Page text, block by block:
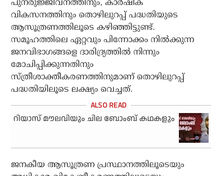
പുനരുജ്ജീവനത്തിനും, കാര്‍ഷിക
വികസനത്തിനും തൊഴിലുറപ്പ് പദ്ധതിയുടെ
ആസൂത്രണത്തിലൂടെ കഴിഞ്ഞിട്ടുണ്ട്.
സമൂഹത്തിലെ ഏറ്റവും പിന്നോക്കം നില്‍ക്കുന്ന
ജനവിഭാഗങ്ങളെ ദാരിദ്ര്യത്തില്‍ നിന്നും
മോചിപ്പിക്കുന്നതിനും
സ്ത്രീശാക്തീകരണത്തിനുമാണ് തൊഴിലുറപ്പ്
പദ്ധതിയിലൂടെ ലക്ഷ്യം വെച്ചത്.
റിയാസ് മൗലവിയും ചില ബോംബ് കഥകളും
ജനകീയ ആസൂത്രണ പ്രസ്ഥാനത്തിലൂടെയും